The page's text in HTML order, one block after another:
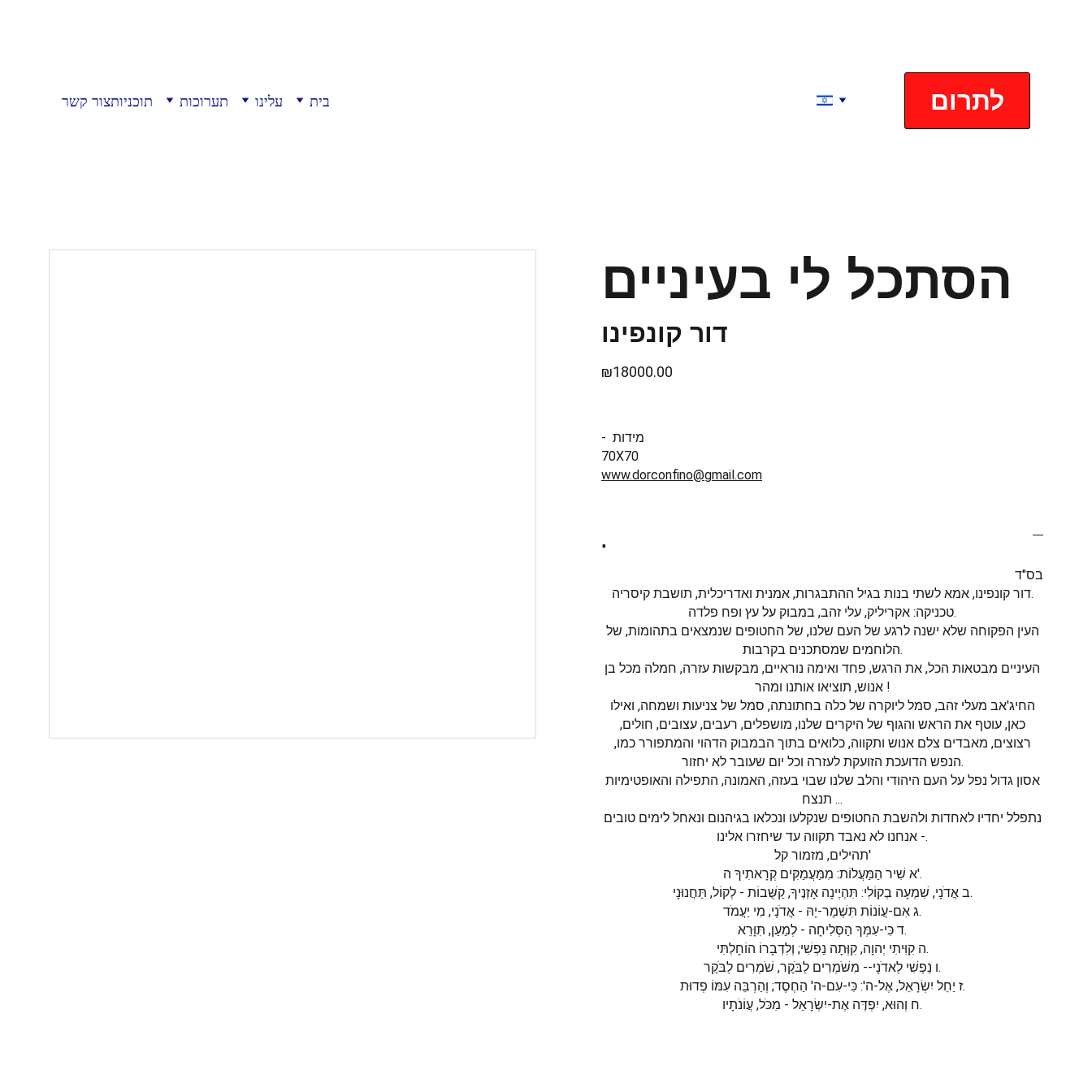
צור קשרתוכניות תערוכות עלינו בית לתרום
הסתכל לי בעיניים
דור קונפינו
₪18000.00
- מידות
70X70
www.dorconfino@gmail.com
.
בס"ד
דור קונפינו, אמא לשתי בנות בגיל ההתבגרות, אמנית ואדריכלית, תושבת קיסריה.
טכניקה: אקריליק, עלי זהב, במבוק על עץ ופח פלדה.
העין הפקוחה שלא ישנה לרגע של העם שלנו, של החטופים שנמצאים בתהומות, של
הלוחמים שמסתכנים בקרבות.
העיניים מבטאות הכל, את הרגש, פחד ואימה נוראיים, מבקשות עזרה, חמלה מכל בן
אנוש, תוציאו אותנו ומהר !
החיג'אב מעלי זהב, סמל ליוקרה של כלה בחתונתה, סמל של צניעות ושמחה, ואילו
כאן, עוטף את הראש והגוף של היקרים שלנו, מושפלים, רעבים, עצובים, חולים,
רצוצים, מאבדים צלם אנוש ותקווה, כלואים בתוך הבמבוק הדהוי והמתפורר כמו,
הנפש הדועכת הזועקת לעזרה וכל יום שעובר לא יחזור.
אסון גדול נפל על העם היהודי והלב שלנו שבוי בעזה, האמונה, התפילה והאופטימיות
תנצח ...
נתפלל יחדיו לאחדות ולהשבת החטופים שנקלעו ונכלאו בגיהנום ונאחל לימים טובים
- אנחנו לא נאבד תקווה עד שיחזרו אלינו.
תהילים, מזמור קל'
א שִׁיר הַמַּעֲלוֹת: מִמַּעֲמַקִּים קְרָאתִיךָ ה'.
ב אֲדֹנָי, שִׁמְעָה בְקוֹלִי: תִּהְיֶינָה אָזְנֶיךָ, קַשֻּׁבוֹת - לְקוֹל, תַּחֲנוּנָי.
ג אִם-עֲו‍ֹנוֹת תִּשְׁמָר-יָהּ - אֲדֹנָי, מִי יַעֲמֹד.
ד כִּי-עִמְּךָ הַסְּלִיחָה - לְמַעַן, תִּוָּרֵא.
ה קִוִּיתִי יְהוָה, קִוְּתָה נַפְשִׁי; וְלִדְבָרוֹ הוֹחָלְתִּי.
ו נַפְשִׁי לַאדֹנָי-- מִשֹּׁמְרִים לַבֹּקֶר, שֹׁמְרִים לַבֹּקֶר.
ז יַחֵל יִשְׂרָאֵל, אֶל-ה': כִּי-עִם-ה' הַחֶסֶד; וְהַרְבֵּה עִמּוֹ פְדוּת.
ח וְהוּא, יִפְדֶּה אֶת-יִשְׂרָאֵל - מִכֹּל, עֲו‍ֹנֹתָיו.